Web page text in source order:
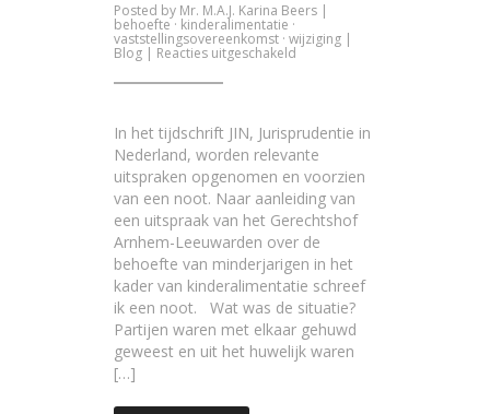
Posted by Mr. M.A.J. Karina Beers |
behoefte· kinderalimentatie ·
vaststellingsovereenkomst · wijziging |
Blog | Reacties uitgeschakeld voor
een
eerder
overeengekomen
behoefte
van
de
kinderen?
In het tijdschrift JIN, Jurisprudentie in
Nederland, worden relevante
uitspraken opgenomen en voorzien
van een noot. Naar aanleiding van
een uitspraak van het Gerechtshof
Arnhem-Leeuwarden over de
behoefte van minderjarigen in het
kader van kinderalimentatie schreef
ik een noot. Wat was de situatie?
Partijen waren met elkaar gehuwd
geweest en uit het huwelijk waren
[…]